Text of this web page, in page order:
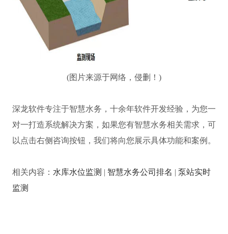
(图片来源于网络，侵删！)
深龙软件专注于智慧水务，十余年软件开发经验，为您一
对一打造系统解决方案，如果您有智慧水务相关需求，可
以点击右侧咨询按钮，我们将向您展示具体功能和案例。
相关内容： 水库水位监测 | 智慧水务公司排名 | 泵站实时
监测